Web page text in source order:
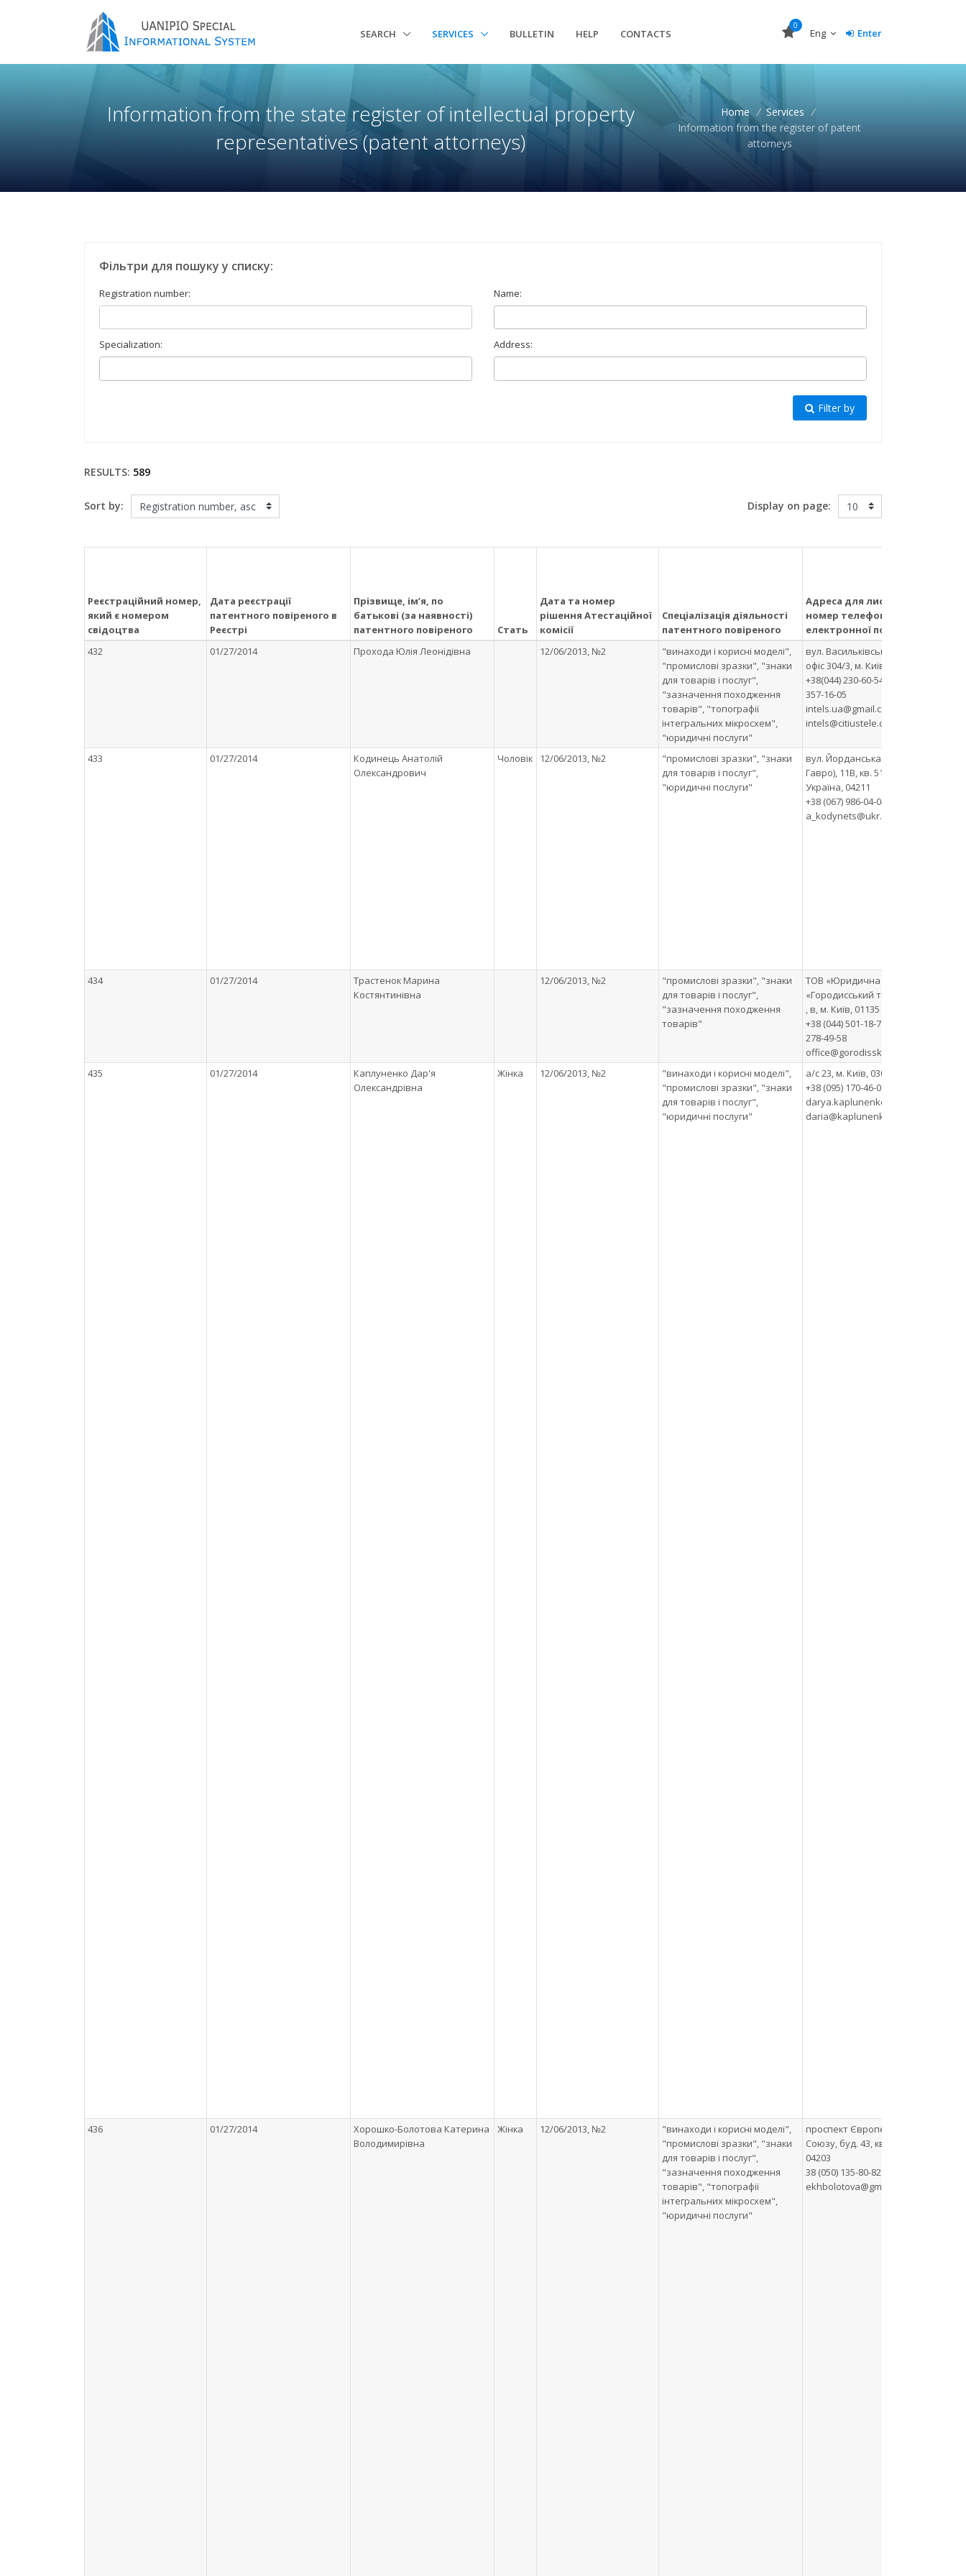
SEARCH SERVICES BULLETIN HELP CONTACTS
0
Eng Enter
Information from the state register of intellectual property
representatives (patent attorneys)
Home / Services /
Information from the register of patent
attorneys
Фільтри для пошуку у списку:
Registration number: Name:
Specialization: Address:
Filter by
RESULTS: 589
Sort by: Display on page:
Реєстраційний номер,
який є номером
свідоцтва
Дата реєстрації
патентного повіреного в
Реєстрі
Прізвище, ім’я, по
батькові (за наявності)
патентного повіреного
Стать
Дата та номер
рішення Атестаційної
комісії
Спеціалізація діяльності
патентного повіреного
Адреса для листування,
номер телефону, адреса
електронної пошти
432
01/27/2014 Прохода Юлія Леонідівна 12/06/2013, №2
"винаходи і корисні моделі",
"промислові зразки", "знаки
для товарів і послуг",
"зазначення походження
товарів", "топографії
інтегральних мікросхем",
"юридичні послуги"
вул. Васильківська, буд. 1,
офіс 304/3, м. Київ, 03040
+38(044) 230-60-54, +38 (050)
357-16-05
intels.ua@gmail.com;
intels@citiustele.com
433 01/27/2014
Кодинець Анатолій
Олександрович
Чоловік 12/06/2013, №2
"промислові зразки", "знаки
для товарів і послуг",
"юридичні послуги"
вул. Йорданська (Лайоша
Гавро), 11В, кв. 51, м. Київ,
Україна, 04211
+38 (067) 986-04-04
a_kodynets@ukr.net
434 01/27/2014
Трастенок Марина
Костянтинівна
12/06/2013, №2
"промислові зразки", "знаки
для товарів і послуг",
"зазначення походження
товарів"
ТОВ «Юридична фірма
«Городисський та Партнери»
, в, м. Київ, 01135
+38 (044) 501-18-71 +38 (044)
278-49-58
office@gorodissky.ua
435 01/27/2014
Каплуненко Дар'я
Олександрівна
Жінка 12/06/2013, №2
"винаходи і корисні моделі",
"промислові зразки", "знаки
для товарів і послуг",
"юридичні послуги"
а/с 23, м. Київ, 03028
+38 (095) 170-46-09
darya.kaplunenko@gmail.com,
daria@kaplunenko.com
436 01/27/2014
Хорошко-Болотова Катерина
Володимирівна
Жінка 12/06/2013, №2
"винаходи і корисні моделі",
"промислові зразки", "знаки
для товарів і послуг",
"зазначення походження
товарів", "топографії
інтегральних мікросхем",
"юридичні послуги"
проспект Європейського
Союзу, буд. 43, кв. 53, м. Київ,
04203
38 (050) 135-80-82
ekhbolotova@gmail.com